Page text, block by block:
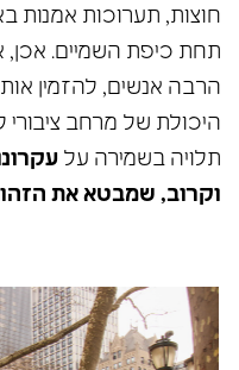
חוצות, תערוכות אמנות
תחת כיפת השמיים. אכן,
הרבה אנשים, להזמין
היכולת של מרחב ציבורי
תלויה בשמירה על
וקרוב, שמבטא את